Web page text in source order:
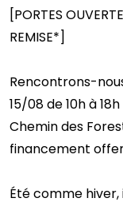
[PORTES
REMISE*]
Rencontrons-
15/08 de 10h à
Chemin des
financement
Été comme